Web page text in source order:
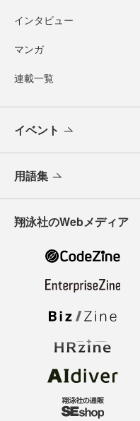
インタビュー
マンガ
連載一覧
イベント
用語集
翔泳社のWebメディア